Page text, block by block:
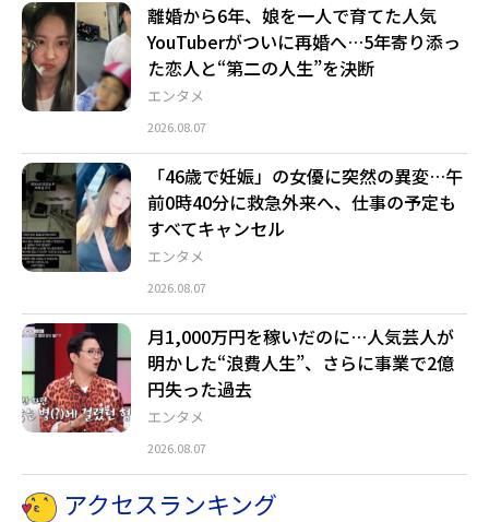
エンタメ
離婚から6年、娘を一人で育てた人気
YouTuberがついに再婚へ…5年寄り添っ
た恋人と“第二の人生”を決断
2026.08.07
エンタメ
「46歳で妊娠」の女優に突然の異変…午
前0時40分に救急外来へ、仕事の予定も
すべてキャンセル
2026.08.07
エンタメ
月1,000万円を稼いだのに…人気芸人が
明かした“浪費人生”、さらに事業で2億
円失った過去
2026.08.07
アクセスランキング